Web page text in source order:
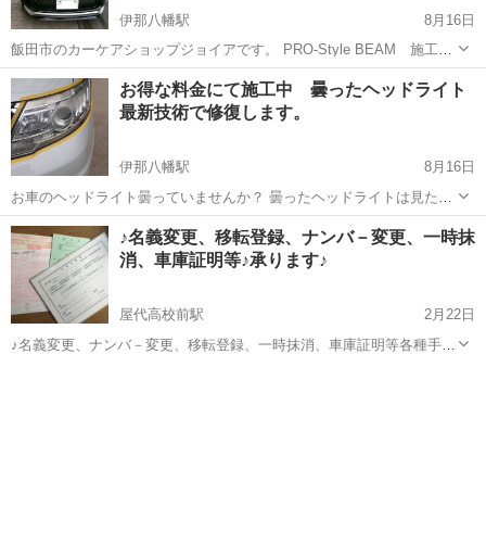
伊那八幡駅
8月16日
飯田市のカーケアショップジョイアです。 PRO-Style BEAM 施工店
地域一番の最安値で大切なお車をしっかりコーティングします。 施工
車両の一部ですがこちらからご覧になれます。 http://www....
長野 飯田市 伊那八幡駅 車検 タイプ
お得な料金にて施工中 曇ったヘッドライト
最新技術で修復します。
伊那八幡駅
8月16日
お車のヘッドライト曇っていませんか？ 曇ったヘッドライトは見た目
が悪いだけでなく 照度も落ちますので夜間の運転時暗くなり危険で
す。 また車検に通らない可能性もあります。ヘッドライト交換は高額
です。 最近の車のヘッ...
長野 飯田市 伊那八幡駅 車検
♪名義変更、移転登録、ナンバ－変更、一時抹
消、車庫証明等♪承ります♪
屋代高校前駅
2月22日
♪名義変更、ナンバ－変更、移転登録、一時抹消、車庫証明等各種手続